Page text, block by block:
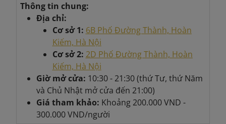
Thông tin chung:
Địa chỉ:
Cơ sở 1: 6B Phố Đường Thành, Hoàn
Kiếm, Hà Nội
Cơ sở 2: 2D Phố Đường Thành, Hoàn
Kiếm, Hà Nội
Giờ mở cửa: 10:30 - 21:30 (thứ Tư, thứ Năm
và Chủ Nhật mở cửa đến 21:00)
Giá tham khảo: Khoảng 200.000 VND -
300.000 VND/người